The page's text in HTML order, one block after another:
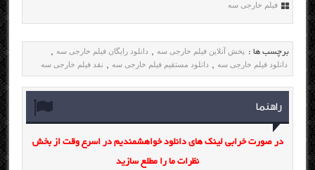
فیلم خارجی سه
برچسب ها : پخش آنلاین فیلم خارجی سه , دانلود رایگان فیلم خارجی سه ,
دانلود فیلم خارجی سه , دانلود مستقیم فیلم خارجی سه , نقد فیلم خارجی سه
راهنما
در صورت خرابی لینک های دانلود خواهشمندیم در اسرع وقت از بخش
نظرات ما را مطلع سازید